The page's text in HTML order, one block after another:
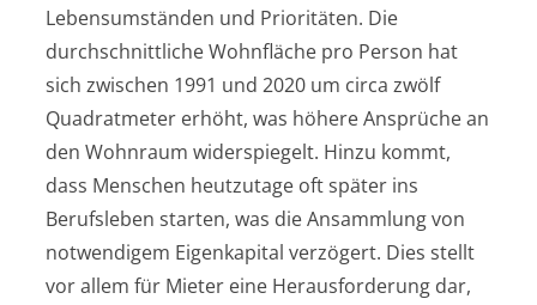
Lebensumständen und Prioritäten. Die
durchschnittliche Wohnfläche pro Person hat
sich zwischen 1991 und 2020 um circa zwölf
Quadratmeter erhöht, was höhere Ansprüche an
den Wohnraum widerspiegelt. Hinzu kommt,
dass Menschen heutzutage oft später ins
Berufsleben starten, was die Ansammlung von
notwendigem Eigenkapital verzögert. Dies stellt
vor allem für Mieter eine Herausforderung dar,